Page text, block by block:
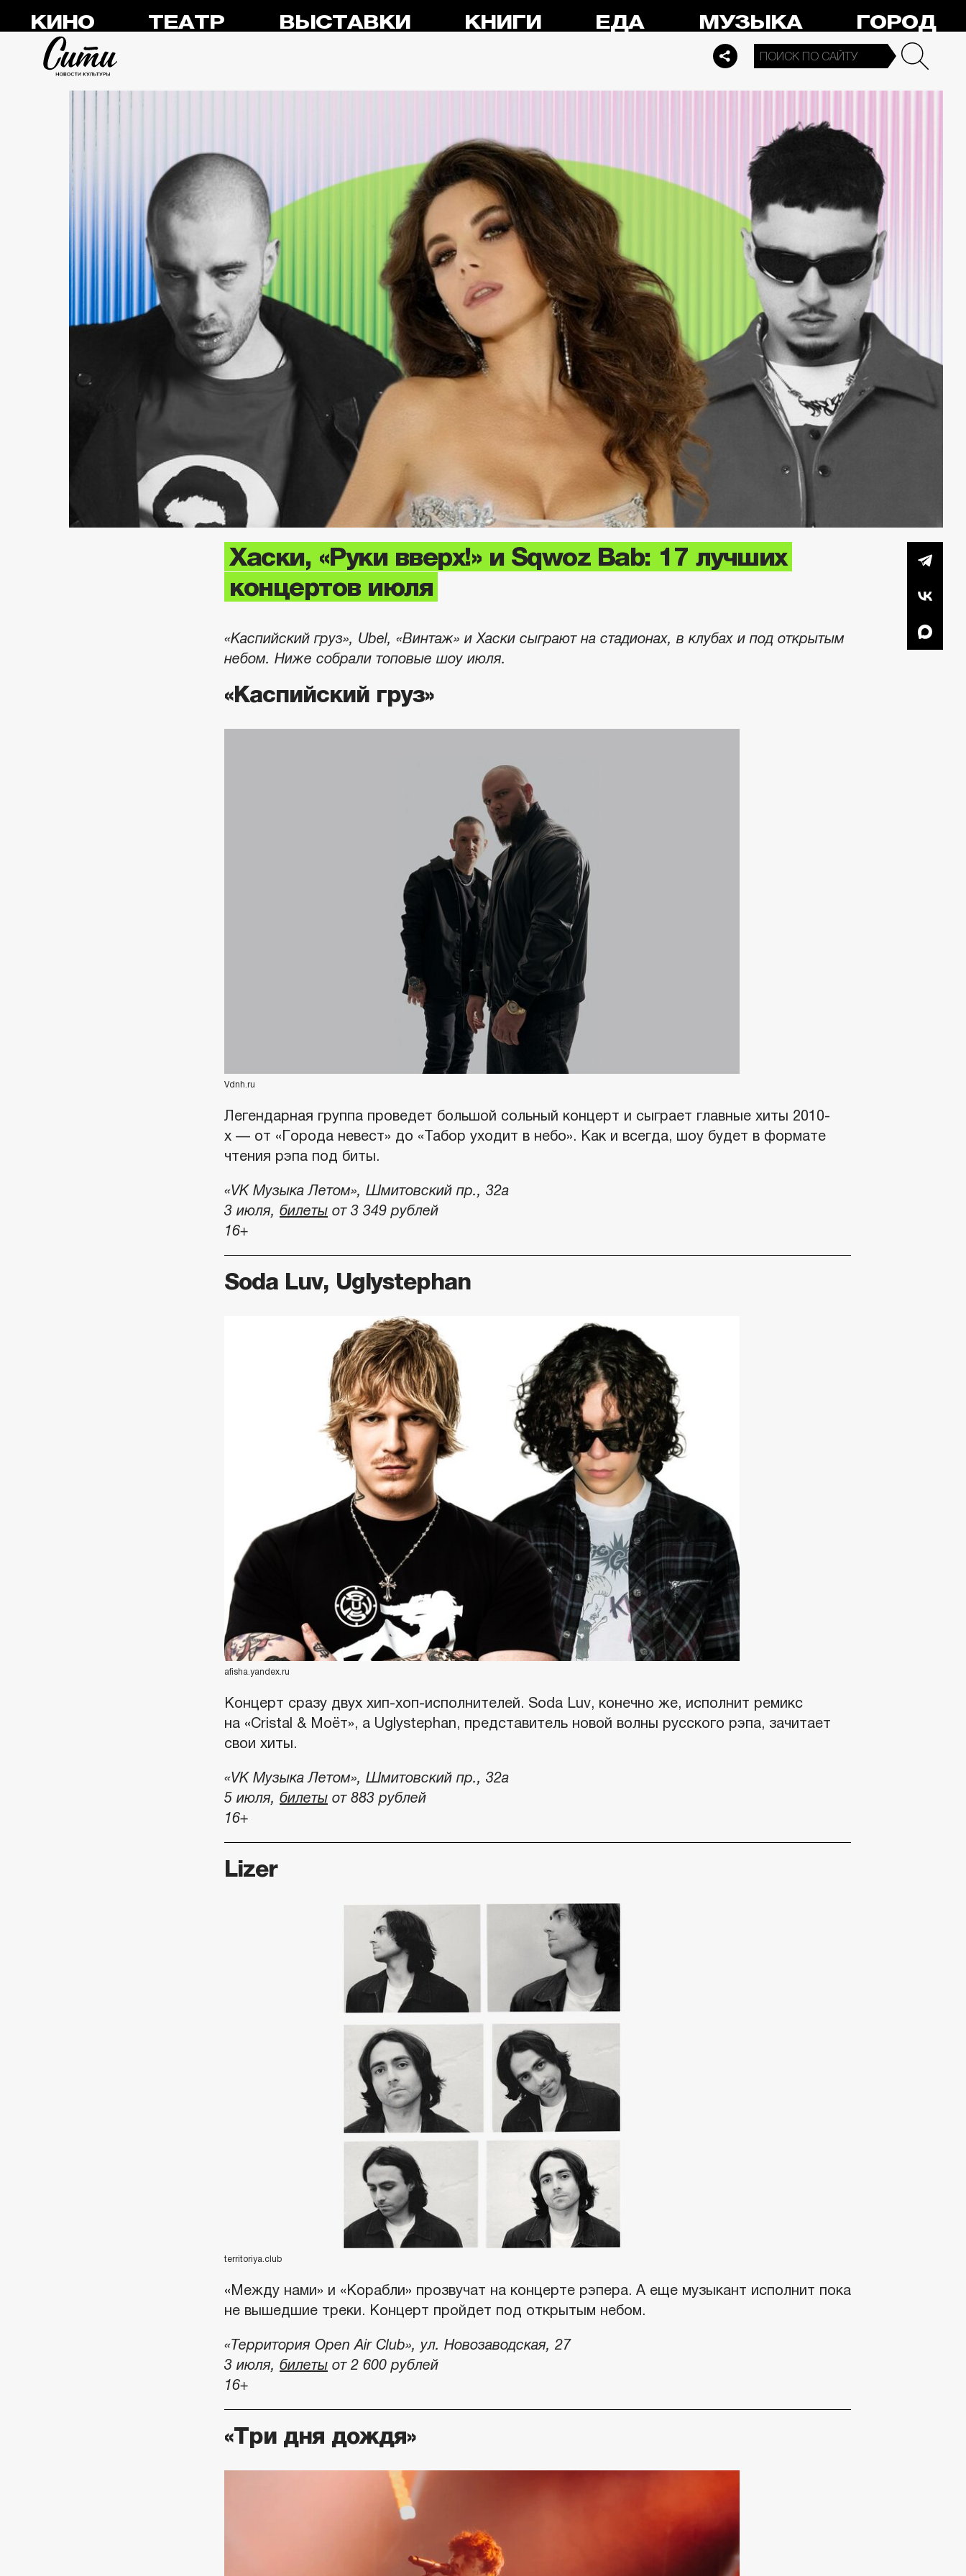
КИНО ТЕАТР ВЫСТАВКИ КНИГИ ЕДА МУЗЫКА ГОРОД
Хаски, «Руки вверх!» и Sqwoz Bab: 17 лучших
концертов июля
«Каспийский груз», Ubel, «Винтаж» и Хаски сыграют на стадионах, в клубах и под открытым
небом. Ниже собрали топовые шоу июля.
«Каспийский груз»
Vdnh.ru
Легендарная группа проведет большой сольный концерт и сыграет главные хиты 2010-
х — от «Города невест» до «Табор уходит в небо». Как и всегда, шоу будет в формате
чтения рэпа под биты.
«VK Музыка Летом», Шмитовский пр., 32а
3 июля, билеты от 3 349 рублей
16+
Soda Luv, Uglystephan
afisha.yandex.ru
Концерт сразу двух хип-хоп-исполнителей. Soda Luv, конечно же, исполнит ремикс
на «Cristal & Моёт», а Uglystephan, представитель новой волны русского рэпа, зачитает
свои хиты.
«VK Музыка Летом», Шмитовский пр., 32а
5 июля, билеты от 883 рублей
16+
Lizer
territoriya.club
«Между нами» и «Корабли» прозвучат на концерте рэпера. А еще музыкант исполнит пока
не вышедшие треки. Концерт пройдет под открытым небом.
«Территория Open Air Club», ул. Новозаводская, 27
3 июля, билеты от 2 600 рублей
16+
«Три дня дождя»